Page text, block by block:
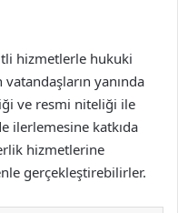
hizmetlerle hukuki
yanında
ve resmi niteliği ile
ilerlemesine katkıda
hizmetlerine
gerçekleştirebilirler.